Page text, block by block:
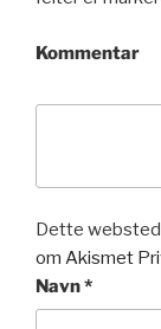
Kommentar
Dette
om Akismet
Navn*